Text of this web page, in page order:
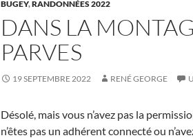
BUGEY,RANDONNÉES 2022
DANS LA
PARVES
19 SEPTEMBRE 2022 RENÉ GEORGE
Désolé, mais vous n’avez pas la
n’êtes pas un adhérent connecté ou